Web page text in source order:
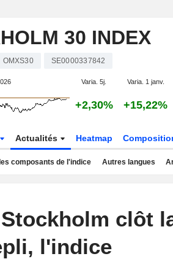
30 INDEX
OMXS30 SE0000337842
Varia. 5j. Varia. 1 janv.
+2,30% +15,22%
Actualités Heatmap
composants de l'indice Autres langues
clôt
l'indice